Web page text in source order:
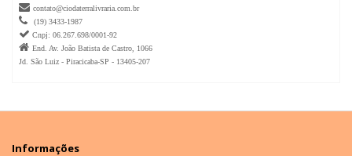
 contato@ciodaterralivraria.com.br
 (19) 3433-1987
 Cnpj: 06.267.698/0001-92
 End. Av. João Batista de Castro, 1066
Jd. São Luiz - Piracicaba-SP - 13405-207
Informações